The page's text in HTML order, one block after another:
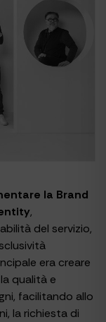
la Brand
,
del servizio,
era creare
qualità e
facilitando allo
la richiesta di